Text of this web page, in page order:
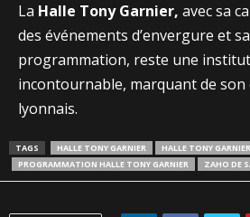
La Halle Tony Garnier, avec sa
des événements d’envergure et
programmation, reste une
incontournable, marquant de son
lyonnais.
TAGS HALLE TONY GARNIER
HALLE TONY
PROGRAMMATION HALLE TONY GARNIER
ZAHO DE